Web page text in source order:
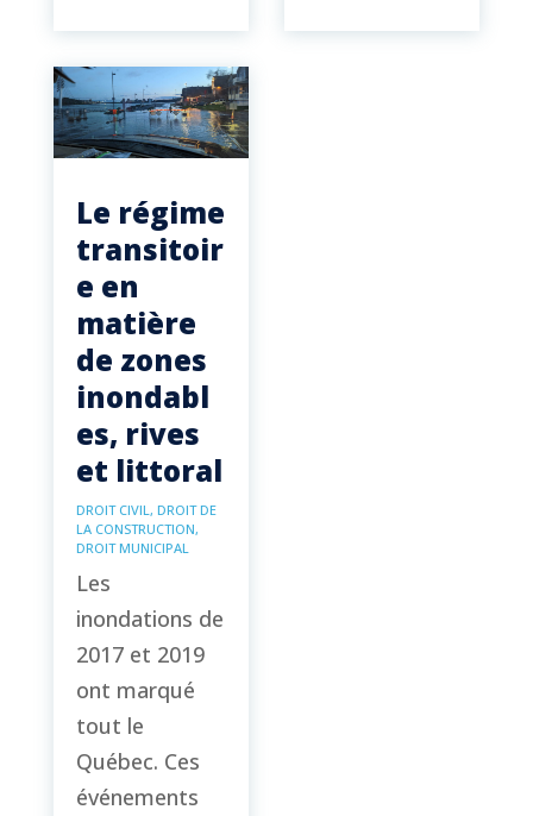
Le régime
transitoir
e en
matière
de zones
inondabl
es, rives
et littoral
DROIT CIVIL , DROIT DE
LA CONSTRUCTION,
DROIT MUNICIPAL
Les
inondations de
2017 et 2019
ont marqué
tout le
Québec. Ces
événements